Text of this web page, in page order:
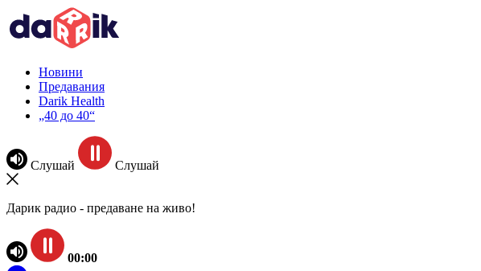
Новини
Предавания
Darik Health
„40 до 40“
Слушай Слушай
Дарик радио - предаване на живо!
00:00